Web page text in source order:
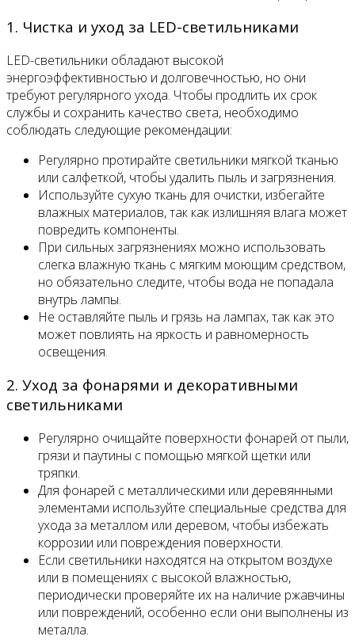
1. Чистка и уход за LED-светильниками
LED-светильники обладают высокой
энергоэффективностью и долговечностью, но они
требуют регулярного ухода. Чтобы продлить их срок
службы и сохранить качество света, необходимо
соблюдать следующие рекомендации:
Регулярно протирайте светильники мягкой тканью
или салфеткой, чтобы удалить пыль и загрязнения.
Используйте сухую ткань для очистки, избегайте
влажных материалов, так как излишняя влага может
повредить компоненты.
При сильных загрязнениях можно использовать
слегка влажную ткань с мягким моющим средством,
но обязательно следите, чтобы вода не попадала
внутрь лампы.
Не оставляйте пыль и грязь на лампах, так как это
может повлиять на яркость и равномерность
освещения.
2. Уход за фонарями и декоративными
светильниками
Регулярно очищайте поверхности фонарей от пыли,
грязи и паутины с помощью мягкой щетки или
тряпки.
Для фонарей с металлическими или деревянными
элементами используйте специальные средства для
ухода за металлом или деревом, чтобы избежать
коррозии или повреждения поверхности.
Если светильники находятся на открытом воздухе
или в помещениях с высокой влажностью,
периодически проверяйте их на наличие ржавчины
или повреждений, особенно если они выполнены из
металла.